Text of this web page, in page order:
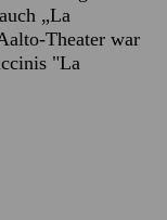
„La
Theater war
"La